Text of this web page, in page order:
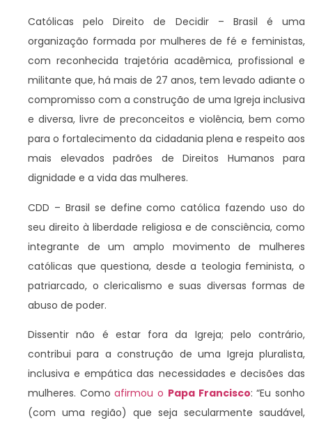
Católicas pelo Direito de Decidir – Brasil é uma
organização formada por mulheres de fé e feministas,
com reconhecida trajetória acadêmica, profissional e
militante que, há mais de 27 anos, tem levado adiante o
compromisso com a construção de uma Igreja inclusiva
e diversa, livre de preconceitos e violência, bem como
para o fortalecimento da cidadania plena e respeito aos
mais elevados padrões de Direitos Humanos para
dignidade e a vida das mulheres.
CDD – Brasil se define como católica fazendo uso do
seu direito à liberdade religiosa e de consciência, como
integrante de um amplo movimento de mulheres
católicas que questiona, desde a teologia feminista, o
patriarcado, o clericalismo e suas diversas formas de
abuso de poder.
Dissentir não é estar fora da Igreja; pelo contrário,
contribui para a construção de uma Igreja pluralista,
inclusiva e empática das necessidades e decisões das
mulheres. Comoafirmou o Papa Francisco: “Eu sonho
(com uma região) que seja secularmente saudável,